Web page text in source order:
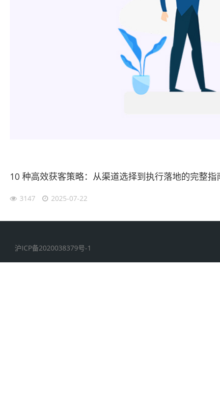
10 种高效获客策略：从渠道选择到执行落地的完整指
3147 2025-07-22
沪ICP备2020038379号-1